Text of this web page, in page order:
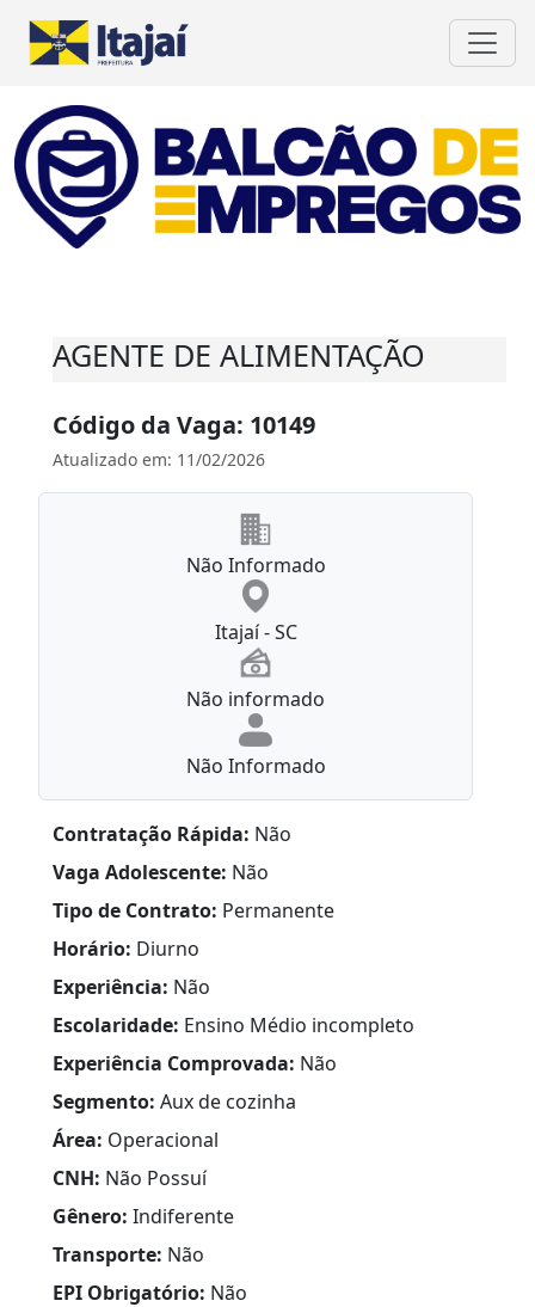
AGENTE DE ALIMENTAÇÃO
Código da Vaga: 10149
Atualizado em: 11/02/2026
Não Informado
Itajaí - SC
Não informado
Não Informado
Contratação Rápida: Não
Vaga Adolescente: Não
Tipo de Contrato: Permanente
Horário: Diurno
Experiência: Não
Escolaridade: Ensino Médio incompleto
Experiência Comprovada: Não
Segmento: Aux de cozinha
Área: Operacional
CNH: Não Possuí
Gênero: Indiferente
Transporte: Não
EPI Obrigatório: Não